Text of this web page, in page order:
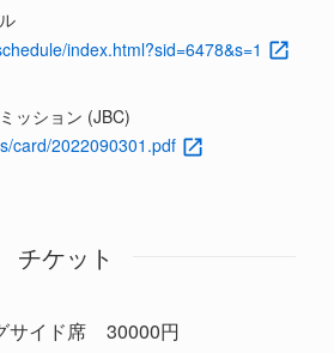
index.html?sid=6478&s=1
ッション (JBC)
card/2022090301.pdf
チケット
サイド席
30000円